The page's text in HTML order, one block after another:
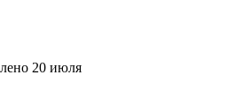
20 июля